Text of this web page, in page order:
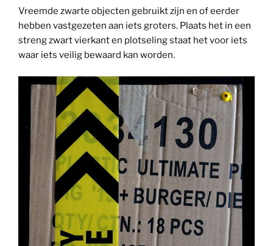
Vreemde zwarte objecten gebruikt zijn en of eerder
hebben vastgezeten aan iets groters. Plaats het in een
streng zwart vierkant en plotseling staat het voor iets
waar iets veilig bewaard kan worden.